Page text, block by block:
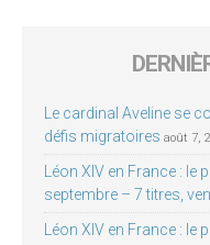
Le cardinal Aveline se
défis migratoires août 7,
Léon XIV en France :
septembre – 7 titres,
Léon XIV en France :